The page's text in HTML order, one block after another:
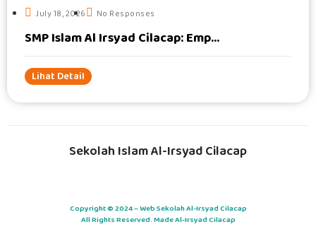
July 18, 2026 No Responses
SMP Islam Al Irsyad Cilacap: Emp...
Lihat Detail
Sekolah Islam Al-Irsyad Cilacap
Copyright © 2024 – Web Sekolah Al-Irsyad Cilacap
All Rights Reserved. Made Al-Irsyad Cilacap